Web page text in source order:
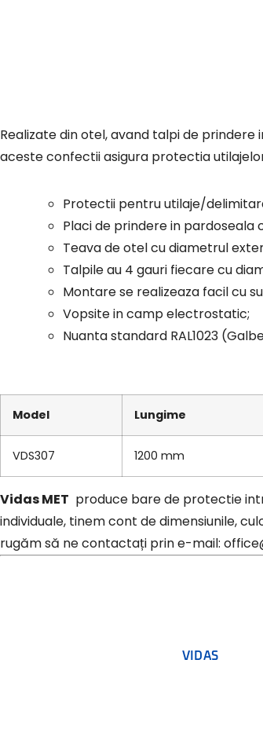
Realizate din otel, avand talpi de prindere in pardoseala, solide, cu cate 4 gauri fiecare si sudate cu echipamente de ultima generatie,
aceste confectii asigura protectia
Protectii pentru utilaje/
Placi de prindere in pardoseala
Teava de otel cu diametrul
Talpile au 4 gauri fiecare cu
Montare se realizeaza facil cu
Vopsite in camp electrostatic;
Nuanta standard RAL1023
Model Lungime
VDS307 1200 mm
Vidas MET produce bare de protectie
individuale, tinem cont de dimensiunile,
rugăm să ne contactați prin e-mail:
VIDAS